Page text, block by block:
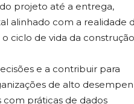
projeto até a entrega,
alinhado com a realidade
ciclo de vida da
e a contribuir para
de alto
práticas de dados